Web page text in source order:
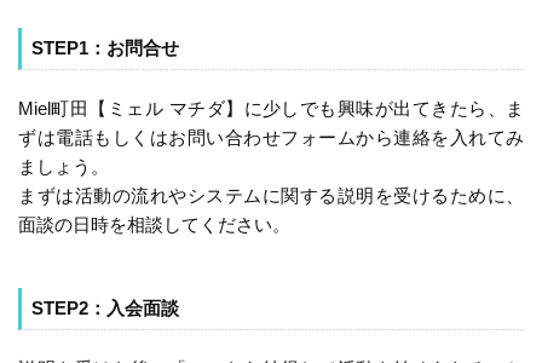
STEP1：お問合せ
Miel町田【ミェル マチダ】に少しでも興味が出てきたら、ま
ずは電話もしくはお問い合わせフォームから連絡を入れてみ
ましょう。
まずは活動の流れやシステムに関する説明を受けるために、
面談の日時を相談してください。
STEP2：入会面談